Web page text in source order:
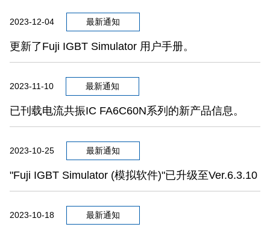
2023-12-04 最新通知
更新了Fuji IGBT Simulator 用户手册。
2023-11-10 最新通知
已刊载电流共振IC FA6C60N系列的新产品信息。
2023-10-25 最新通知
"Fuji IGBT Simulator (模拟软件)"已升级至Ver.6.3.10
2023-10-18 最新通知